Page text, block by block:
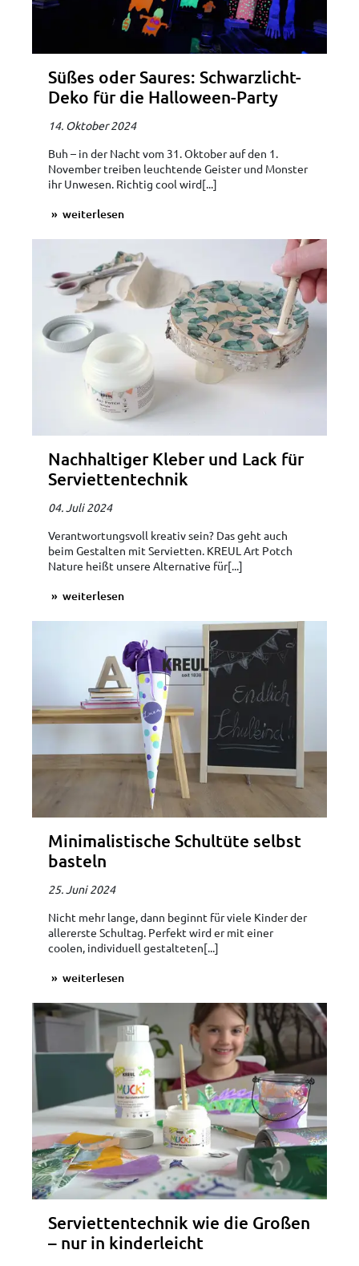
Süßes oder Saures: Schwarzlicht-
Deko für die Halloween-Party
14. Oktober 2024
Buh – in der Nacht vom 31. Oktober auf den 1.
November treiben leuchtende Geister und Monster
ihr Unwesen. Richtig cool wird[...]
weiterlesen
Nachhaltiger Kleber und Lack für
Serviettentechnik
04. Juli 2024
Verantwortungsvoll kreativ sein? Das geht auch
beim Gestalten mit Servietten. KREUL Art Potch
Nature heißt unsere Alternative für[...]
weiterlesen
Minimalistische Schultüte selbst
basteln
25. Juni 2024
Nicht mehr lange, dann beginnt für viele Kinder der
allererste Schultag. Perfekt wird er mit einer
coolen, individuell gestalteten[...]
weiterlesen
Serviettentechnik wie die Großen
– nur in kinderleicht